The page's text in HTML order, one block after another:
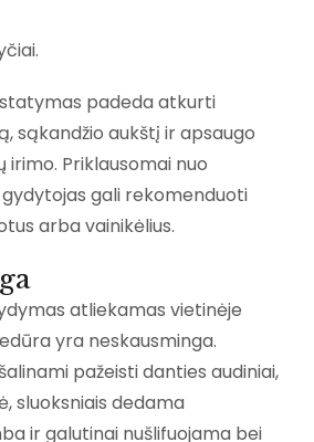
padeda atkurti
sąkandžio aukštį ir apsaugo
Priklausomai nuo
gali rekomenduoti
arba vainikėlius.
atliekamas vietinėje
yra neskausminga.
pažeisti danties audiniai,
sluoksniais dedama
ir galutinai nušlifuojama bei